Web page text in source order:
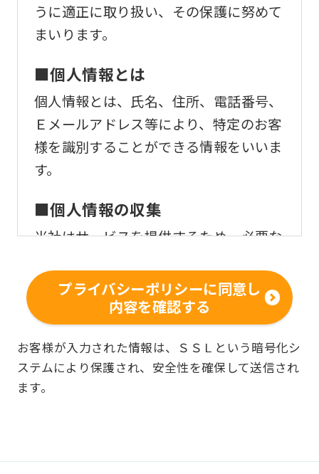
うに適正に取り扱い、その保護に努めて
まいります。
■個人情報とは
個人情報とは、氏名、住所、電話番号、
Ｅメールアドレス等により、特定のお客
様を識別することができる情報をいいま
す。
■個人情報の収集
当社はサービスを提供するため、必要な
客様の個人情報を収集いたします。
■個人情報の利用
お客様からお預かりした個人情報は、以
下の目的で使用させて頂きます。また、
違法または不当な行為を助長し、または
プライバシーポリシーに同意し
内容を確認する
お客様が入力された情報は、ＳＳＬという暗号化シ
ステムにより保護され、安全性を確保して送信され
ます。